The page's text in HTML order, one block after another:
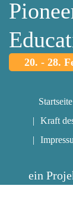
20. - 28.
Startseite
Kraft
ein